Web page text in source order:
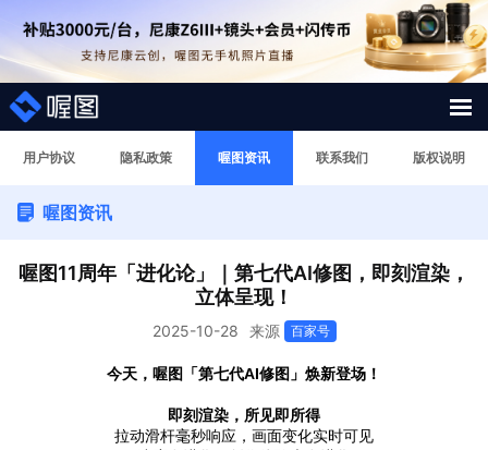
解决方案
照片案例
短视频直播案例
AI行业大模型
用户协议 隐私政策 喔图资讯 联系我们 版权说明
喔图资讯
喔图11周年「进化论」｜第七代AI修图，即刻渲染，
立体呈现！
2025-10-28 来源 百家号
今天，喔图「第七代AI修图」焕新登场！
即刻渲染，所见即所得
拉动滑杆毫秒响应，画面变化实时可见